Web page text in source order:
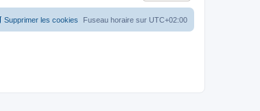
Fuseau horaire sur UTC+02:00
Supprimer les cookies